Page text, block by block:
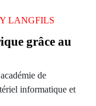
LANGFILS
grâce au
de
informatique et